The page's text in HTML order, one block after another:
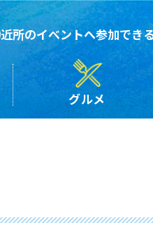
近所のイベントへ参加でき
グルメ